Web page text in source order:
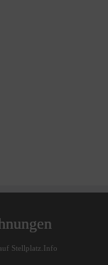
Stellplatz.Info